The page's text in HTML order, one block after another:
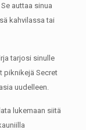
Se auttaa sinua
kahvilassa tai
tarjosi sinulle
piknikejä Secret
uudelleen.
lukemaan siitä